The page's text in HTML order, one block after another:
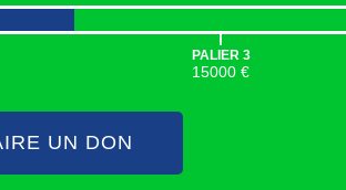
|
PALIER 3
15000 €
UN DON